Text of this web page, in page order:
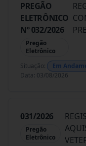
PREGÃO
ELETRÔNICO
Nº 032/2026
Pregão
Eletrônico
Situação:
Em
Data: 03/08/2026
031/2026
Pregão
Eletrônico